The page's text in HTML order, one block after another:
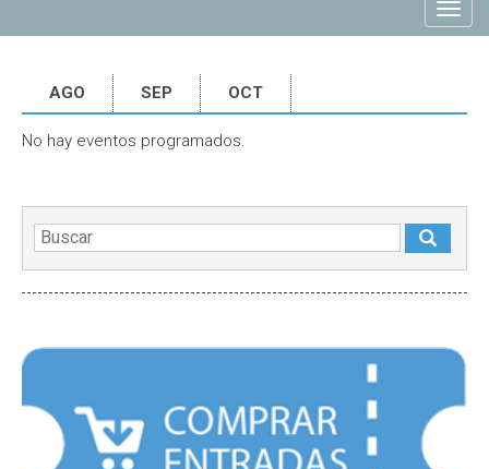
AGO SEP OCT
No hay eventos programados.